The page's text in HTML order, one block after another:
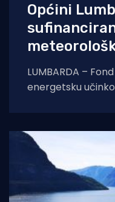
Općini
LUMBARDA –
energetsku